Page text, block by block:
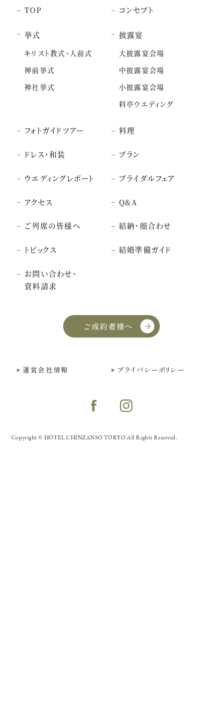
TOP コンセプト
挙式
キリスト教式・人前式
神前挙式
神社挙式
披露宴
大披露宴会場
中披露宴会場
小披露宴会場
料亭ウエディング
フォトガイドツアー 料理
ドレス・和装 プラン
ウエディングレポート ブライダルフェア
アクセス Q&A
ご列席の皆様へ 結納・顔合わせ
トピックス 結婚準備ガイド
お問い合わせ・
資料請求
ご成約者様へ
運営会社情報 プライバシーポリシー
Copyright © HOTEL CHINZANSO TOKYO All Rights Reserved.